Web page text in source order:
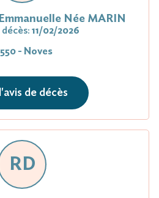
Née MARIN
décès: 11/02/2026
- Noves
de décès
RD